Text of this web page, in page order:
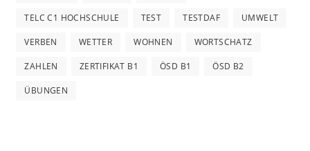
TELC C1 HOCHSCHULE TEST TESTDAF UMWELT
VERBEN WETTER WOHNEN WORTSCHATZ
ZAHLEN ZERTIFIKAT B1 ÖSD B1 ÖSD B2
ÜBUNGEN